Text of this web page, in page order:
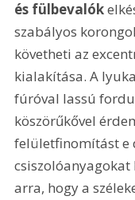
és fülbevalók
szabályos
követheti az
kialakítása. A
fúróval lassú
köszörűkővel
felületfinomítást e
csiszolóanyagokat
arra, hogy a